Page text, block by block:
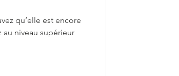
qu’elle est encore
niveau supérieur